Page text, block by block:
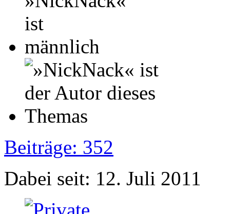
Beiträge: 352
Dabei seit: 12. Juli 2011